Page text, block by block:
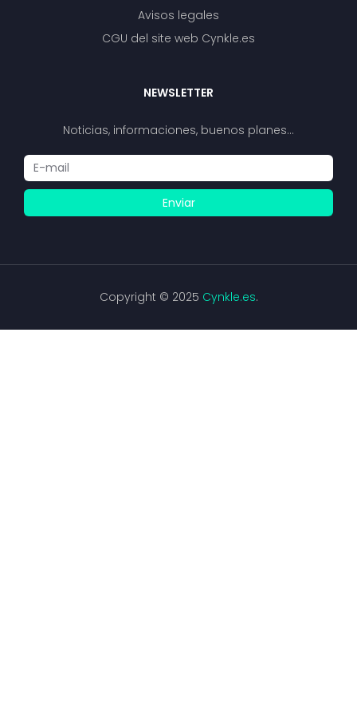
Avisos legales
CGU del site web Cynkle.es
NEWSLETTER
Noticias, informaciones, buenos planes…
Enviar
Copyright © 2025 Cynkle.es.